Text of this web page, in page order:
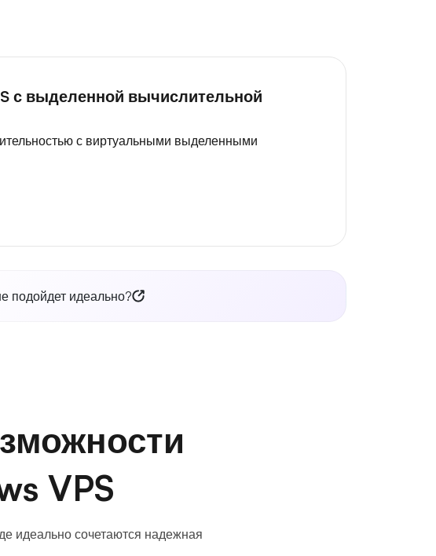
с выделенной вычислительной
с виртуальными выделенными
подойдет идеально?
VPS
идеально сочетаются надежная